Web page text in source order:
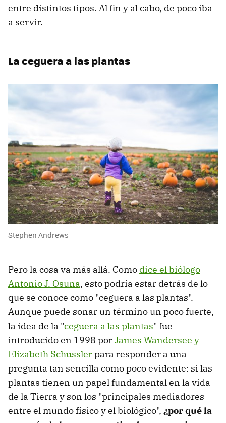
entre distintos tipos. Al fin y al cabo, de poco iba
a servir.
La ceguera a las plantas
Stephen Andrews
Pero la cosa va más allá. Como dice el biólogo
Antonio J. Osuna, esto podría estar detrás de lo
que se conoce como "ceguera a las plantas".
Aunque puede sonar un término un poco fuerte,
la idea de la "ceguera a las plantas" fue
introducido en 1998 porJames Wandersee y
Elizabeth Schusslerpara responder a una
pregunta tan sencilla como poco evidente: si las
plantas tienen un papel fundamental en la vida
de la Tierra y son los "principales mediadores
entre el mundo físico y el biológico", ¿por qué la